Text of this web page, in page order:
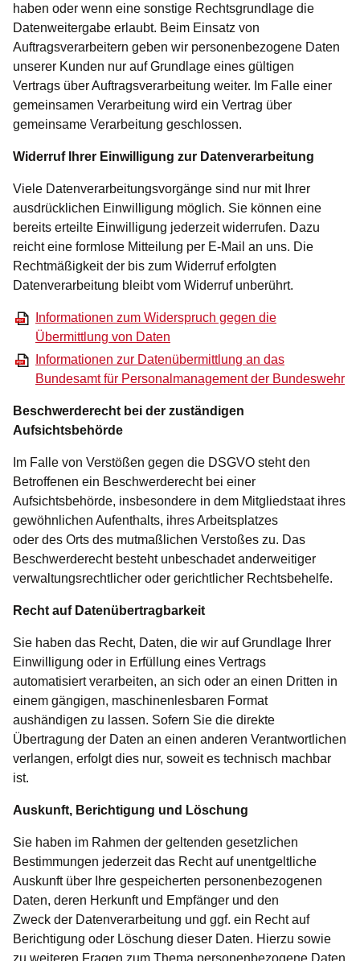
haben oder wenn eine sonstige Rechtsgrundlage die
Datenweitergabe erlaubt. Beim Einsatz von
Auftragsverarbeitern geben wir personenbezogene Daten
unserer Kunden nur auf Grundlage eines gültigen
Vertrags über Auftragsverarbeitung weiter. Im Falle einer
gemeinsamen Verarbeitung wird ein Vertrag über
gemeinsame Verarbeitung geschlossen.
Widerruf Ihrer Einwilligung zur Datenverarbeitung
Viele Datenverarbeitungsvorgänge sind nur mit Ihrer
ausdrücklichen Einwilligung möglich. Sie können eine
bereits erteilte Einwilligung jederzeit widerrufen. Dazu
reicht eine formlose Mitteilung per E-Mail an uns. Die
Rechtmäßigkeit der bis zum Widerruf erfolgten
Datenverarbeitung bleibt vom Widerruf unberührt.
Informationen zum Widerspruch gegen die
Übermittlung von Daten
Informationen zur Datenübermittlung an das
Bundesamt für Personalmanagement der Bundeswehr
Beschwerderecht bei der zuständigen
Aufsichtsbehörde
Im Falle von Verstößen gegen die DSGVO steht den
Betroffenen ein Beschwerderecht bei einer
Aufsichtsbehörde, insbesondere in dem Mitgliedstaat ihres
gewöhnlichen Aufenthalts, ihres Arbeitsplatzes
oder des Orts des mutmaßlichen Verstoßes zu. Das
Beschwerderecht besteht unbeschadet anderweitiger
verwaltungsrechtlicher oder gerichtlicher Rechtsbehelfe.
Recht auf Datenübertragbarkeit
Sie haben das Recht, Daten, die wir auf Grundlage Ihrer
Einwilligung oder in Erfüllung eines Vertrags
automatisiert verarbeiten, an sich oder an einen Dritten in
einem gängigen, maschinenlesbaren Format
aushändigen zu lassen. Sofern Sie die direkte
Übertragung der Daten an einen anderen Verantwortlichen
verlangen, erfolgt dies nur, soweit es technisch machbar
ist.
Auskunft, Berichtigung und Löschung
Sie haben im Rahmen der geltenden gesetzlichen
Bestimmungen jederzeit das Recht auf unentgeltliche
Auskunft über Ihre gespeicherten personenbezogenen
Daten, deren Herkunft und Empfänger und den
Zweck der Datenverarbeitung und ggf. ein Recht auf
Berichtigung oder Löschung dieser Daten. Hierzu sowie
zu weiteren Fragen zum Thema personenbezogene Daten